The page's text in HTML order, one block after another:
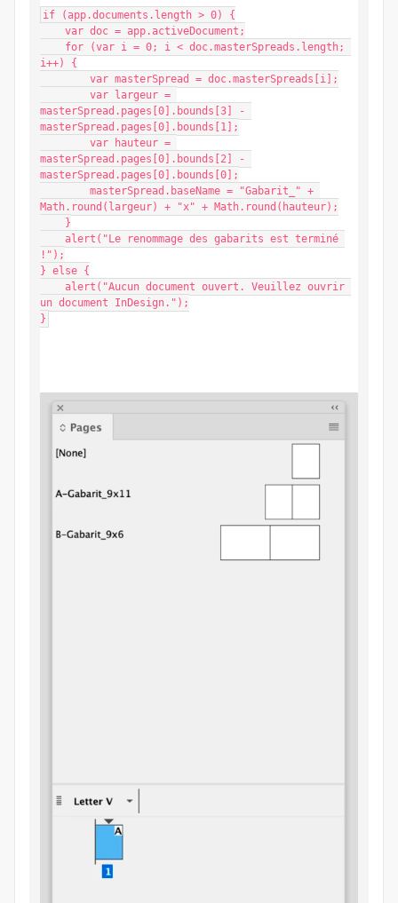
if (app.documents.length > 0) {
i++) {
masterSpread.pages[0].bounds[3] -
masterSpread.pages[0].bounds[1];
masterSpread.pages[0].bounds[2] -
masterSpread.pages[0].bounds[0];
Math.round(largeur) + "x" + Math.round(hauteur);
!");
} else {
un document InDesign.");
}